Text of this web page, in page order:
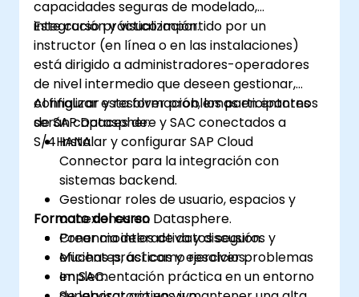
capacidades seguras de modelado,
integración y visualización.
Este curso práctico impartido por un
instructor (en línea o en las instalaciones)
está dirigido a administradores-operadores
de nivel intermedio que deseen gestionar,
configurar y resolver problemas en entornos
de SAP Datasphere y SAC conectados a
S/4HANA.
Al finalizar esta formación, los participantes
serán capaces de:
Instalar y configurar SAP Cloud
Connector para la integración con
sistemas backend.
Gestionar roles de usuario, espacios y
conexiones en Datasphere.
Crear modelos de datos seguros y
eficientes, así como resolver problemas
en SAC.
Formato del curso
Ponencia interactiva y discusión.
Muchas prácticas y ejercicios.
Implementación práctica en un entorno